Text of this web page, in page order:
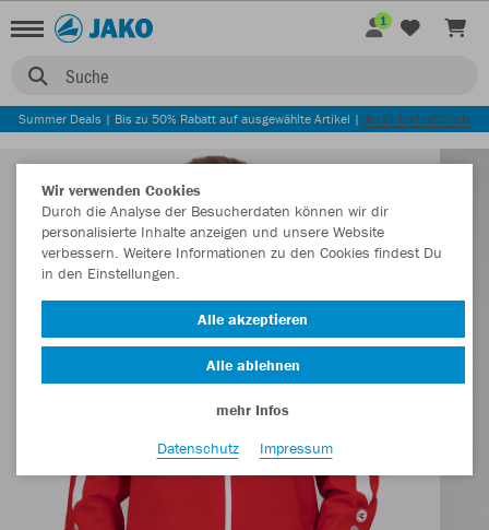
Suche
1
Summer Deals | Bis zu 50% Rabatt auf ausgewählte Artikel | JETZT ENTDECKEN
Wir verwenden Cookies
Durch die Analyse der Besucherdaten können wir dir
personalisierte Inhalte anzeigen und unsere Website
verbessern. Weitere Informationen zu den Cookies findest Du
in den Einstellungen.
Alle akzeptieren
Alle ablehnen
mehr Infos
Datenschutz
Impressum